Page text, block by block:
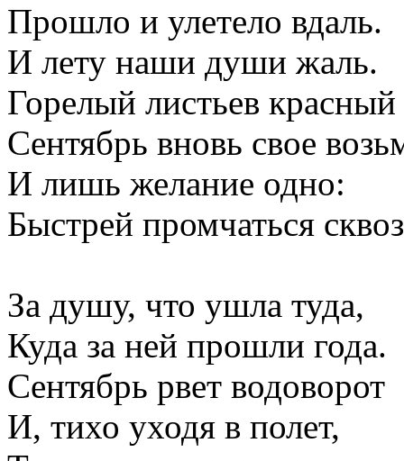
Прошло и улетело вдаль.
И лету наши души жаль.
Горелый листьев красный
Сентябрь вновь свое
И лишь желание одно:
Быстрей промчаться
За душу, что ушла туда,
Куда за ней прошли года.
Сентябрь рвет водоворот
И, тихо уходя в полет,